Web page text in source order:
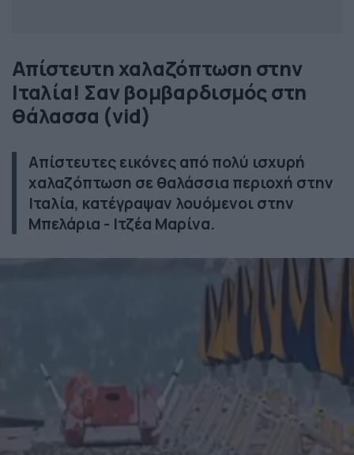
Απίστευτη χαλαζόπτωση στην
Ιταλία! Σαν βομβαρδισμός στη
θάλασσα (vid)
Απίστευτες εικόνες από πολύ ισχυρή
χαλαζόπτωση σε θαλάσσια περιοχή στην
Ιταλία, κατέγραψαν λουόμενοι στην
Μπελάρια - Ιτζέα Μαρίνα.